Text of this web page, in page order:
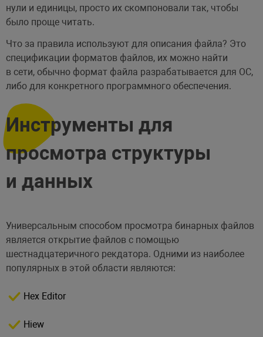
нули и единицы, просто их скомпоновали так, чтобы
было проще читать.
Что за правила используют для описания файла? Это
спецификации форматов файлов, их можно найти
в сети, обычно формат файла разрабатывается для ОС,
либо для конкретного программного обеспечения.
Инструменты для
просмотра структуры
и данных
Универсальным способом просмотра бинарных файлов
является открытие файлов с помощью
шестнадцатеричного рекдатора. Одними из наиболее
популярных в этой области являются:
Hex Editor
Hiew